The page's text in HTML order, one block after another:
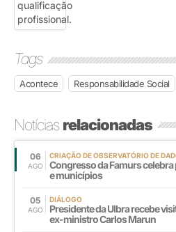
Tags
Acontece Responsabilidade Social
Notíciasrelacionadas
06
AGO
CRIAÇÃO DE OBSERVATÓRIO DE
Congresso da Famurs celebra
e municípios
05
AGO
DIÁLOGO
Presidente da Ulbra recebe
ex-ministro Carlos Marun